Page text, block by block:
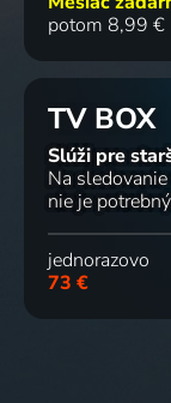
potom 8,99 €
TV BOX
Slúži pre
Na
nie je
jednorazovo
73 €